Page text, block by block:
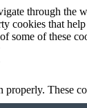
through the
cookies that
some of these
These